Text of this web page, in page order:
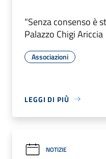
“Senza consenso è
Palazzo Chigi
Associazioni
LEGGI DI PIÙ
NOTIZIE